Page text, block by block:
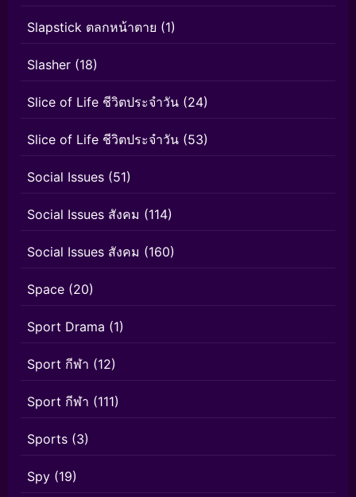
Slapstick ตลกหน้าตาย (1)
Slasher (18)
Slice of Life ชีวิตประจำวัน (24)
Slice of Life ชีวิตประจำวัน (53)
Social Issues (51)
Social Issues สังคม (114)
Social Issues สังคม (160)
Space (20)
Sport Drama (1)
Sport กีฬา (12)
Sport กีฬา (111)
Sports (3)
Spy (19)